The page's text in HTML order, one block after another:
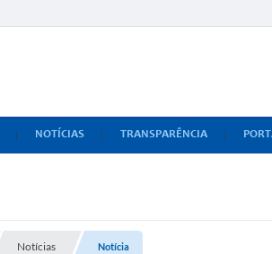
NOTÍCIAS TRANSPARÊNCIA
Notícias Notícia